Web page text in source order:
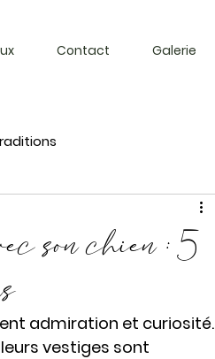
Contact Galerie
son chien : 5
admiration et curiosité.
vestiges sont